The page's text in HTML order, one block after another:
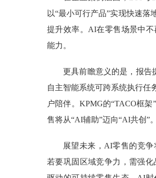
以“最小可行产品”实现快速
提升效率。AI在零售场景中
能力。
更具前瞻意义的是，报告
自主智能系统可跨系统执行任
户陪伴。KPMG的“TACO框
售将从“AI辅助”迈向“AI共创”
展望未来，AI零售的竞
若要巩固区域竞争力，需强